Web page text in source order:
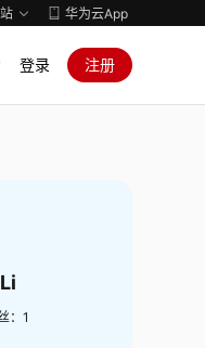
华为云App
登录 注册
： 1